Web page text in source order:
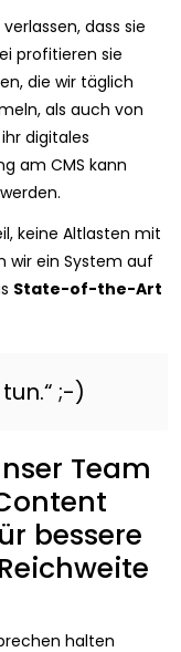
dass sie
profitieren sie
die wir täglich
als auch von
digitales
am CMS kann
keine Altlasten mit
wir ein System auf
State-of-the-Art
;-)
Team
bessere
halten